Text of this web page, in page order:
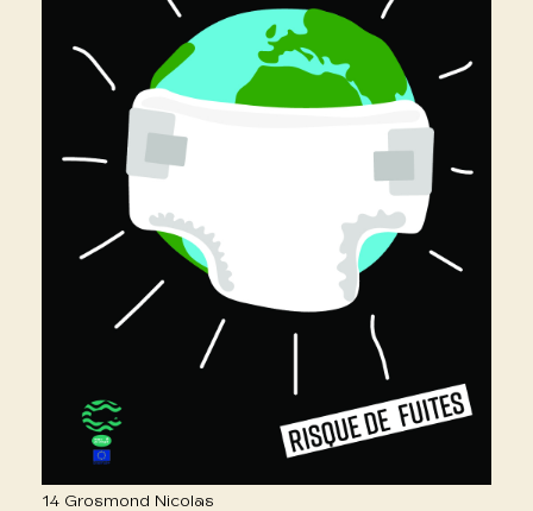
14 Grosmond Nicolas